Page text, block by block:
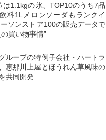
は1.1kgの氷、TOP10のうち7品
料1Lメロンソーダもランクイ
ソンストア100の販売データで
の買い物事情”
ループの特例子会社・ハートラ
恵那川上屋とほうれん草風味の
共同開発